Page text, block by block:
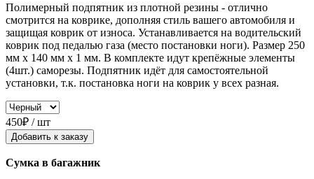
Полимерный подпятник из плотной резины - отлично
смотрится на коврике, дополняя стиль вашего автомобиля и
защищая коврик от износа. Устанавливается на водительский
коврик под педалью газа (место постановки ноги). Размер 250
мм x 140 мм x 1 мм. В комплекте идут крепёжные элементы
(4шт.) саморезы. Подпятник идёт для самостоятельной
установки, т.к. постановка ноги на коврик у всех разная.
450₽ / шт
Добавить к заказу
Сумка в багажник